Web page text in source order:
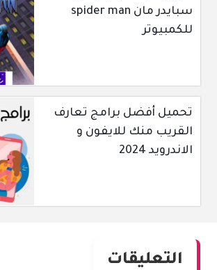
سبايدر مان spider man
للكمبيوتر
تحميل أفضل برامج تعارف
القريب منك للايفون و
الاندرويد 2024
التعليقات